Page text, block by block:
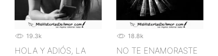
19.3k
HOLA Y ADIÓS, LA
18.8k
NO TE ENAMORASTE